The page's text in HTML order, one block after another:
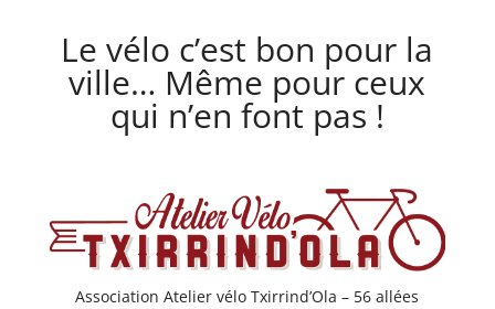
Le vélo c’est bon pour la
ville… Même pour ceux
qui n’en font pas !
Association Atelier vélo Txirrind’Ola – 56 allées